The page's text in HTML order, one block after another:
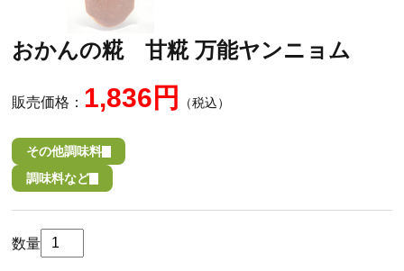
おかんの糀 甘糀 万能ヤンニョム
販売価格： 1,836円 （税込）
その他調味料
調味料など
数量